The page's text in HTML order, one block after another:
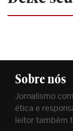
Sobre nós
Jornalismo
ética e
leitor também